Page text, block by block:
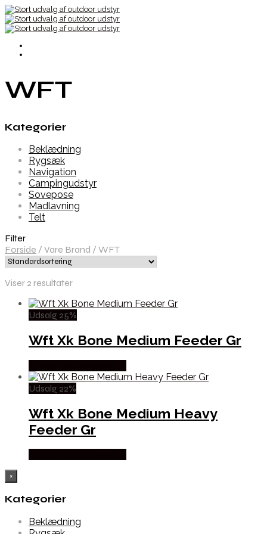
WFT
Kategorier
Beklædning
Rygsæk
Navigation
Campingudstyr
Sovepose
Madlavning
Telt
Filter
Forside / Vare Brand / WFT
Viser 2 resultater
Udsalg 25%
Wft Xk Bone Medium Feeder Gr
Udsalg 22%
Wft Xk Bone Medium Heavy
Feeder Gr
×
Kategorier
Beklædning